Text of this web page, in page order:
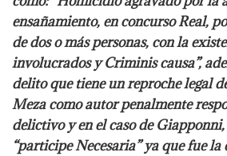
ensañamiento, en concurso Real,
de dos o más personas, con la
involucrados y Criminis causa”,
delito que tiene un reproche legal
Meza como autor penalmente
delictivo y en el caso de
“participe Necesaria” ya que fue la